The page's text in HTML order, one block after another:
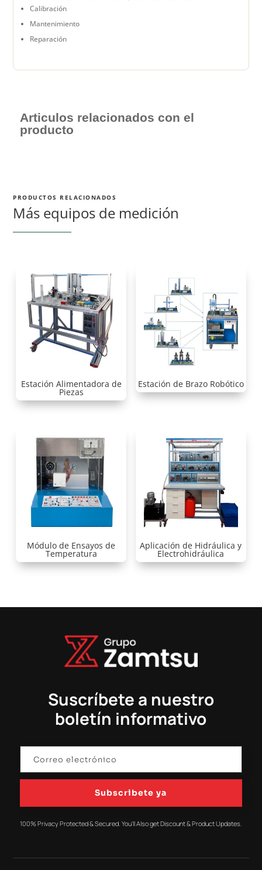
Calibración
Mantenimiento
Reparación
Articulos relacionados con el
producto
PRODUCTOS RELACIONADOS
Más equipos de medición
Estación Alimentadora de
Piezas
Estación de Brazo Robótico
Módulo de Ensayos de
Temperatura
Aplicación de Hidráulica y
Electrohidráulica
Suscríbete a nuestro
boletín informativo
Subscribete ya
100% Privacy Protected & Secured. You'll Also get Discount & Product Updates.